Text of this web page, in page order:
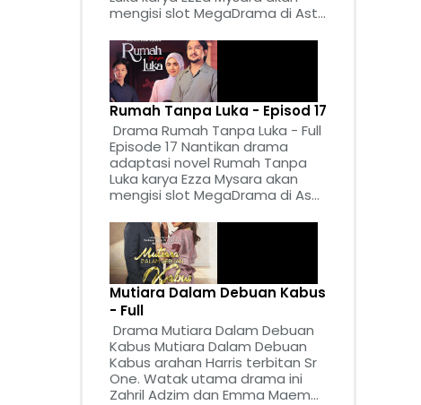
mengisi slot MegaDrama di Ast...
Rumah Tanpa Luka - Episod 17
Drama Rumah Tanpa Luka - Full
Episode 17 Nantikan drama
adaptasi novel Rumah Tanpa
Luka karya Ezza Mysara akan
mengisi slot MegaDrama di As...
Mutiara Dalam Debuan Kabus
- Full
Drama Mutiara Dalam Debuan
Kabus Mutiara Dalam Debuan
Kabus arahan Harris terbitan Sr
One. Watak utama drama ini
Zahril Adzim dan Emma Maem...